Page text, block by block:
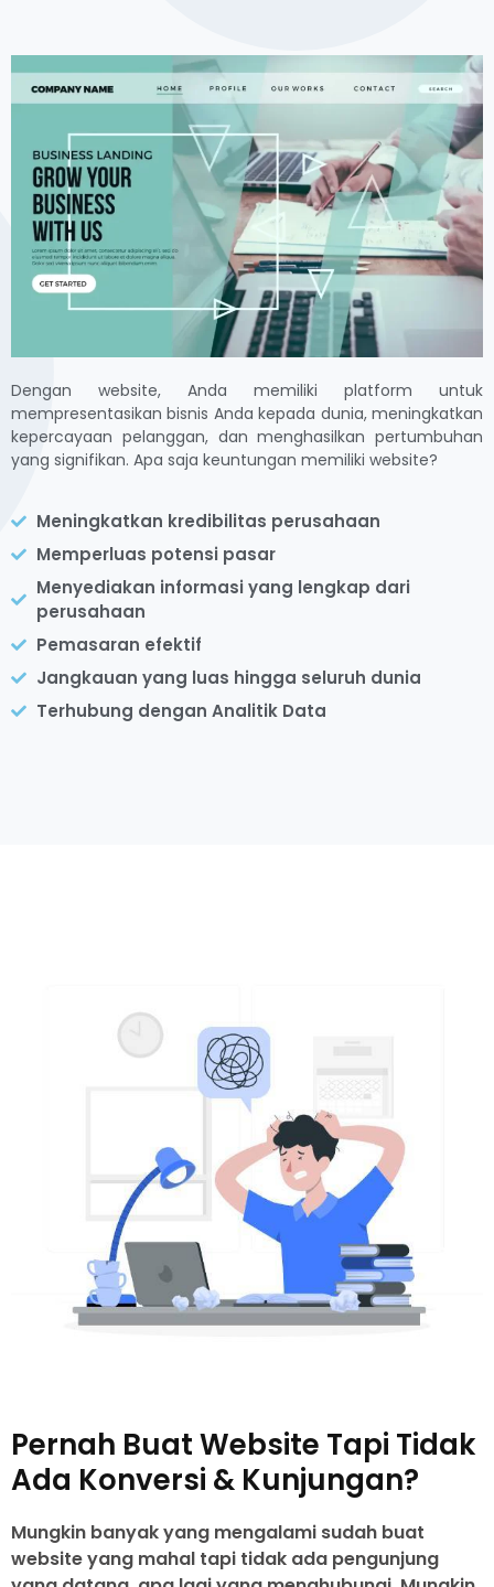
Dengan website, Anda memiliki platform untuk
mempresentasikan bisnis Anda kepada dunia, meningkatkan
kepercayaan pelanggan, dan menghasilkan pertumbuhan
yang signifikan. Apa saja keuntungan memiliki website?
Meningkatkan kredibilitas perusahaan
Memperluas potensi pasar
Menyediakan informasi yang lengkap dari
perusahaan
Pemasaran efektif
Jangkauan yang luas hingga seluruh dunia
Terhubung dengan Analitik Data
Pernah Buat Website Tapi Tidak
Ada Konversi & Kunjungan?
Mungkin banyak yang mengalami sudah buat
website yang mahal tapi tidak ada pengunjung